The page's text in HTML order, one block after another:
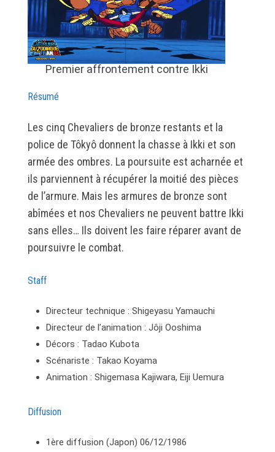
Premier affrontement contre Ikki
Résumé
Les cinq Chevaliers de bronze restants et la
police de Tôkyô donnent la chasse à Ikki et son
armée des ombres. La poursuite est acharnée et
ils parviennent à récupérer la moitié des pièces
de l’armure. Mais les armures de bronze sont
abîmées et nos Chevaliers ne peuvent battre Ikki
sans elles… Ils doivent les faire réparer avant de
poursuivre le combat.
Staff
Directeur technique : Shigeyasu Yamauchi
Directeur de l’animation : Jôji Ooshima
Décors : Tadao Kubota
Scénariste : Takao Koyama
Animation : Shigemasa Kajiwara, Eiji Uemura
Diffusion
1ère diffusion (Japon) 06/12/1986